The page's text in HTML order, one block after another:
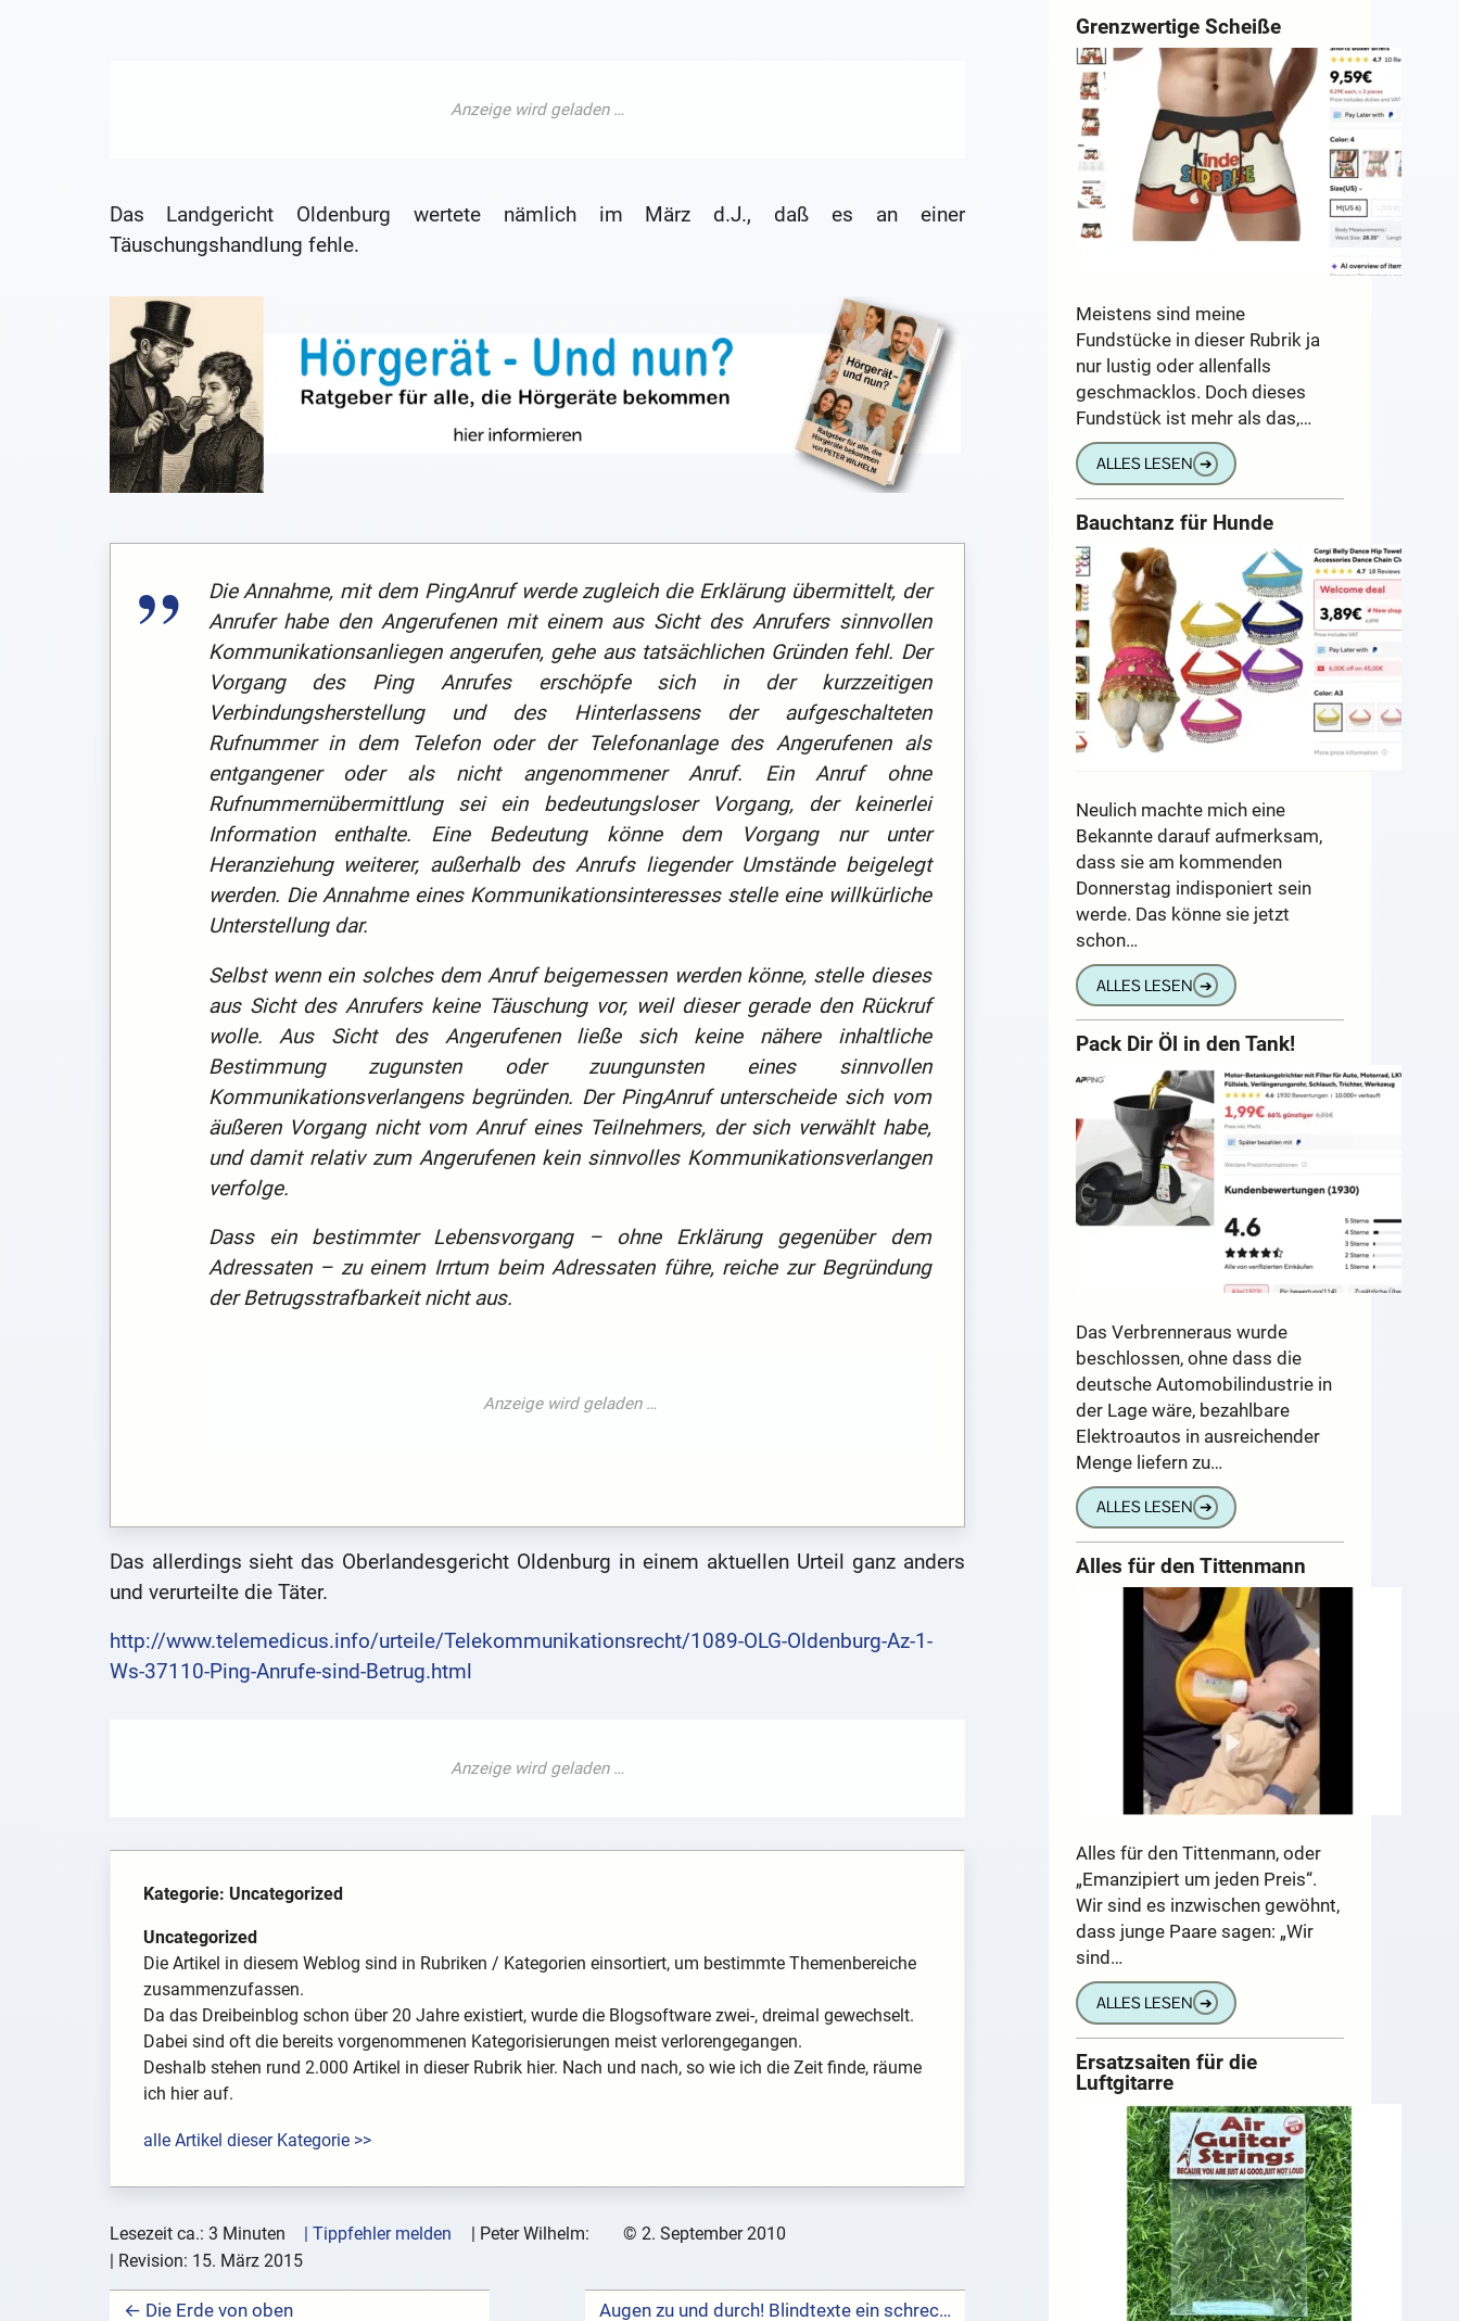
Das Landgericht Oldenburg wertete nämlich im März d.J., daß es an einer
Täuschungshandlung fehle.
Die Annahme, mit dem PingAnruf werde zugleich die Erklärung übermittelt, der
Anrufer habe den Angerufenen mit einem aus Sicht des Anrufers sinnvollen
Kommunikationsanliegen angerufen, gehe aus tatsächlichen Gründen fehl. Der
Vorgang des Ping Anrufes erschöpfe sich in der kurzzeitigen
Verbindungsherstellung und des Hinterlassens der aufgeschalteten
Rufnummer in dem Telefon oder der Telefonanlage des Angerufenen als
entgangener oder als nicht angenommener Anruf. Ein Anruf ohne
Rufnummernübermittlung sei ein bedeutungsloser Vorgang, der keinerlei
Information enthalte. Eine Bedeutung könne dem Vorgang nur unter
Heranziehung weiterer, außerhalb des Anrufs liegender Umstände beigelegt
werden. Die Annahme eines Kommunikationsinteresses stelle eine willkürliche
Unterstellung dar.
Selbst wenn ein solches dem Anruf beigemessen werden könne, stelle dieses
aus Sicht des Anrufers keine Täuschung vor, weil dieser gerade den Rückruf
wolle. Aus Sicht des Angerufenen ließe sich keine nähere inhaltliche
Bestimmung zugunsten oder zuungunsten eines sinnvollen
Kommunikationsverlangens begründen. Der PingAnruf unterscheide sich vom
äußeren Vorgang nicht vom Anruf eines Teilnehmers, der sich verwählt habe,
und damit relativ zum Angerufenen kein sinnvolles Kommunikationsverlangen
verfolge.
Dass ein bestimmter Lebensvorgang – ohne Erklärung gegenüber dem
Adressaten – zu einem Irrtum beim Adressaten führe, reiche zur Begründung
der Betrugsstrafbarkeit nicht aus.
Das allerdings sieht das Oberlandesgericht Oldenburg in einem aktuellen Urteil ganz anders
und verurteilte die Täter.
http://www.telemedicus.info/urteile/Telekommunikationsrecht/1089-OLG-Oldenburg-Az-1-
Ws-37110-Ping-Anrufe-sind-Betrug.html
Kategorie: Uncategorized
Uncategorized
Die Artikel in diesem Weblog sind in Rubriken / Kategorien einsortiert, um bestimmte Themenbereiche
zusammenzufassen.
Da das Dreibeinblog schon über 20 Jahre existiert, wurde die Blogsoftware zwei-, dreimal gewechselt.
Dabei sind oft die bereits vorgenommenen Kategorisierungen meist verlorengegangen.
Deshalb stehen rund 2.000 Artikel in dieser Rubrik hier. Nach und nach, so wie ich die Zeit finde, räume
ich hier auf.
alle Artikel dieser Kategorie >>
Lesezeit ca.: 3 Minuten | Tippfehler melden Peter Wilhelm: © 2. September 2010
| Revision: 15. März 2015
← Die Erde von oben Augen zu und durch! Blindtexte ein schreckliches Schicksal →
Grenzwertige Scheiße
Meistens sind meine
Fundstücke in dieser Rubrik ja
nur lustig oder allenfalls
geschmacklos. Doch dieses
Fundstück ist mehr als das,…
ALLES LESEN ➔
Bauchtanz für Hunde
Neulich machte mich eine
Bekannte darauf aufmerksam,
dass sie am kommenden
Donnerstag indisponiert sein
werde. Das könne sie jetzt
schon…
ALLES LESEN ➔
Pack Dir Öl in den Tank!
Das Verbrenneraus wurde
beschlossen, ohne dass die
deutsche Automobilindustrie in
der Lage wäre, bezahlbare
Elektroautos in ausreichender
Menge liefern zu…
ALLES LESEN ➔
Alles für den Tittenmann
Alles für den Tittenmann, oder
„Emanzipiert um jeden Preis“.
Wir sind es inzwischen gewöhnt,
dass junge Paare sagen: „Wir
sind…
ALLES LESEN ➔
Ersatzsaiten für die
Luftgitarre